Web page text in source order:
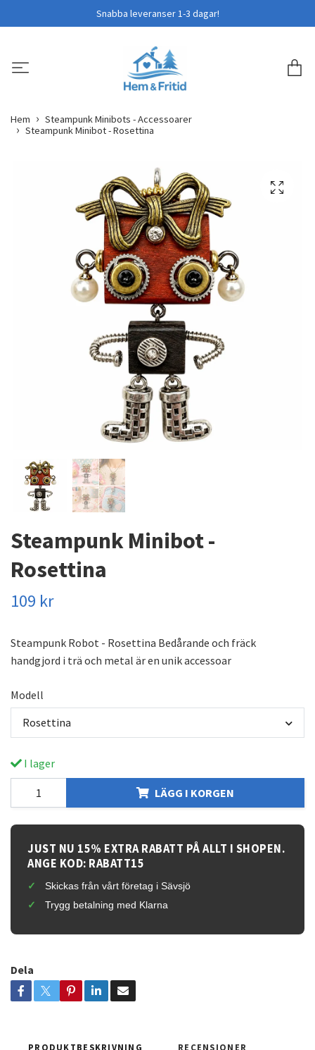
Snabba leveranser 1-3 dagar!
Hem
Steampunk Minibots - Accessoarer
Steampunk Minibot - Rosettina
Steampunk Minibot -
Rosettina
109 kr
Steampunk Robot - Rosettina Bedårande och fräck
handgjord i trä och metal är en unik accessoar
Modell
Rosettina
I lager
LÄGG I KORGEN
JUST NU 15% EXTRA RABATT PÅ ALLT I SHOPEN.
ANGE KOD: RABATT15
Skickas från vårt företag i Sävsjö
Trygg betalning med Klarna
Dela
PRODUKTBESKRIVNING RECENSIONER